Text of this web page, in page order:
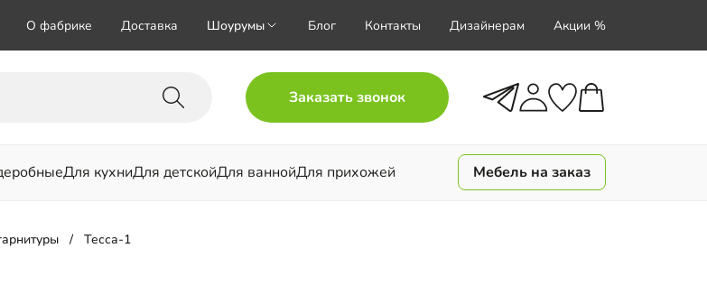
О фабрике Доставка Шоурумы Блог Контакты Дизайнерам Акции %
Заказать звонок
Для кухниДля детскойДля ваннойДля прихожей Мебель на заказ
Тесса-1